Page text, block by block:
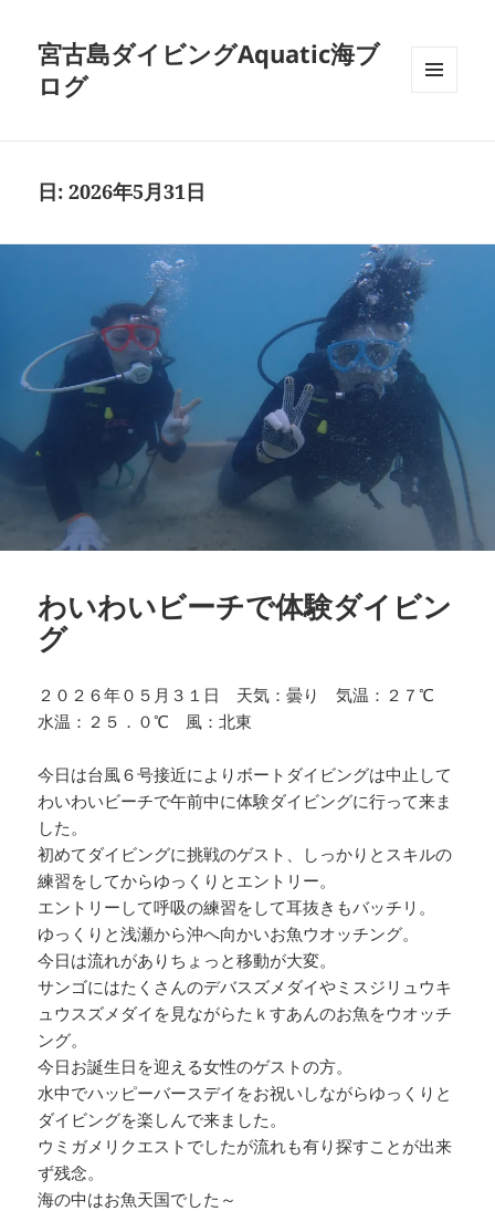
宮古島ダイビングAquatic海ブ
ログ
日:2026年5月31日
わいわいビーチで体験ダイビン
グ
２０２６年０５月３１日 天気：曇り 気温：２７℃
水温：２５．０℃ 風：北東
今日は台風６号接近によりボートダイビングは中止して
わいわいビーチで午前中に体験ダイビングに行って来ま
した。
初めてダイビングに挑戦のゲスト、しっかりとスキルの
練習をしてからゆっくりとエントリー。
エントリーして呼吸の練習をして耳抜きもバッチリ。
ゆっくりと浅瀬から沖へ向かいお魚ウオッチング。
今日は流れがありちょっと移動が大変。
サンゴにはたくさんのデバスズメダイやミスジリュウキ
ュウスズメダイを見ながらたｋすあんのお魚をウオッチ
ング。
今日お誕生日を迎える女性のゲストの方。
水中でハッピーバースデイをお祝いしながらゆっくりと
ダイビングを楽しんで来ました。
ウミガメリクエストでしたが流れも有り探すことが出来
ず残念。
海の中はお魚天国でした～